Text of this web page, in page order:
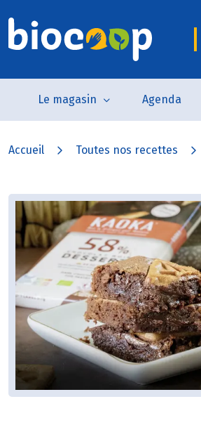
Le magasin Agenda
Accueil Toutes nos recettes